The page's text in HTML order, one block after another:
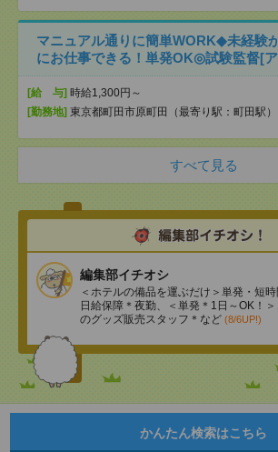
マニュアル通りに簡単WORK◆未経験
にお仕事できる！単発OK◎試験監督[
[給 与] 時給1,300円～
[勤務地] 東京都町田市原町田（最寄り駅：町田駅）
すべて見る
編集部イチオシ
＜ホテルの備品を運ぶだけ＞単発・短
日給保障＊夜勤、＜単発＊1日～OK！
のグッズ販売スタッフ＊など (8/6UP!)
かんたん検索はこちら